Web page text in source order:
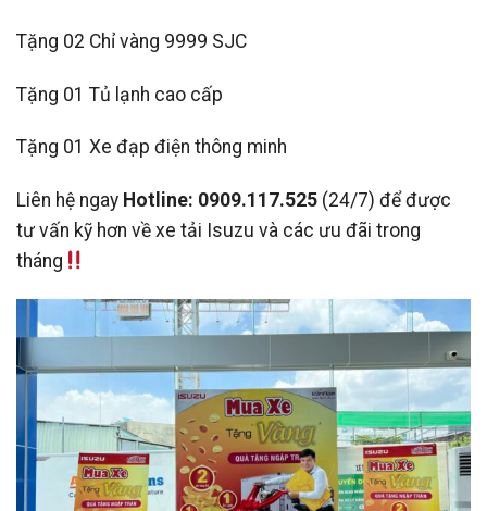
Tặng 02 Chỉ vàng 9999 SJC
Tặng 01 Tủ lạnh cao cấp
Tặng 01 Xe đạp điện thông minh
Liên hệ ngay Hotline: 0909.117.525 (24/7) để được
tư vấn kỹ hơn về xe tải Isuzu và các ưu đãi trong
tháng